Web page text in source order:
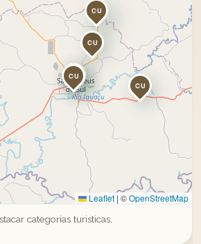
CU
CU
CU
CU
CU
CU
Leaflet | ©OpenStreetMap
categorias turisticas.